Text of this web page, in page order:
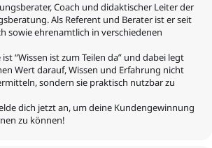
umKEINEVerkaufsveranstaltung. Unsere
dazu, wichtiges Wissen zu vermitteln.
findest Du unter:
o/deutsche-grundungsberatung-
Coach und didaktischer Leiter der
Als Referent und Berater ist er seit
sowie ehrenamtlich in verschiedenen
“Wissen ist zum Teilen da” und dabei legt
Wert darauf, Wissen und Erfahrung nicht
sondern sie praktisch nutzbar zu
dich jetzt an, um deine Kundengewinnung
zu können!